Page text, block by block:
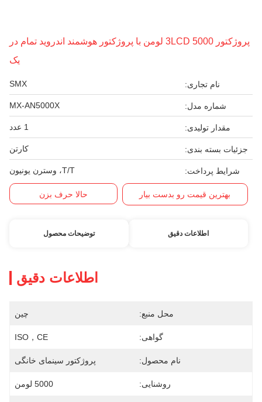
پروژکتور 3LCD 5000 لومن با پروژکتور هوشمند اندروید تمام در
یک
نام تجاری: SMX
شماره مدل: MX-AN5000X
مقدار تولیدی: 1 عدد
جزئیات بسته بندی: کارتن
شرایط پرداخت: T/T، وسترن یونیون
بهترین قیمت رو بدست بیار حالا حرف بزن
اطلاعات دقیق توضیحات محصول
اطلاعات دقیق
محل منبع: چین
گواهی: ISO，CE
نام محصول: پروژکتور سینمای خانگی
روشنایی: 5000 لومن